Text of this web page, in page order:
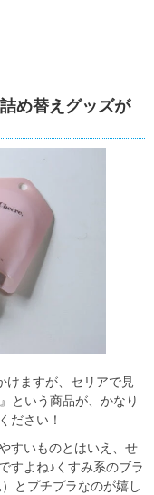
め替えグッズが
けますが、セリアで見
という商品が、かなり
ださい！
すいものとはいえ、せ
すよね♪くすみ系のブラ
とプチプラなのが嬉し